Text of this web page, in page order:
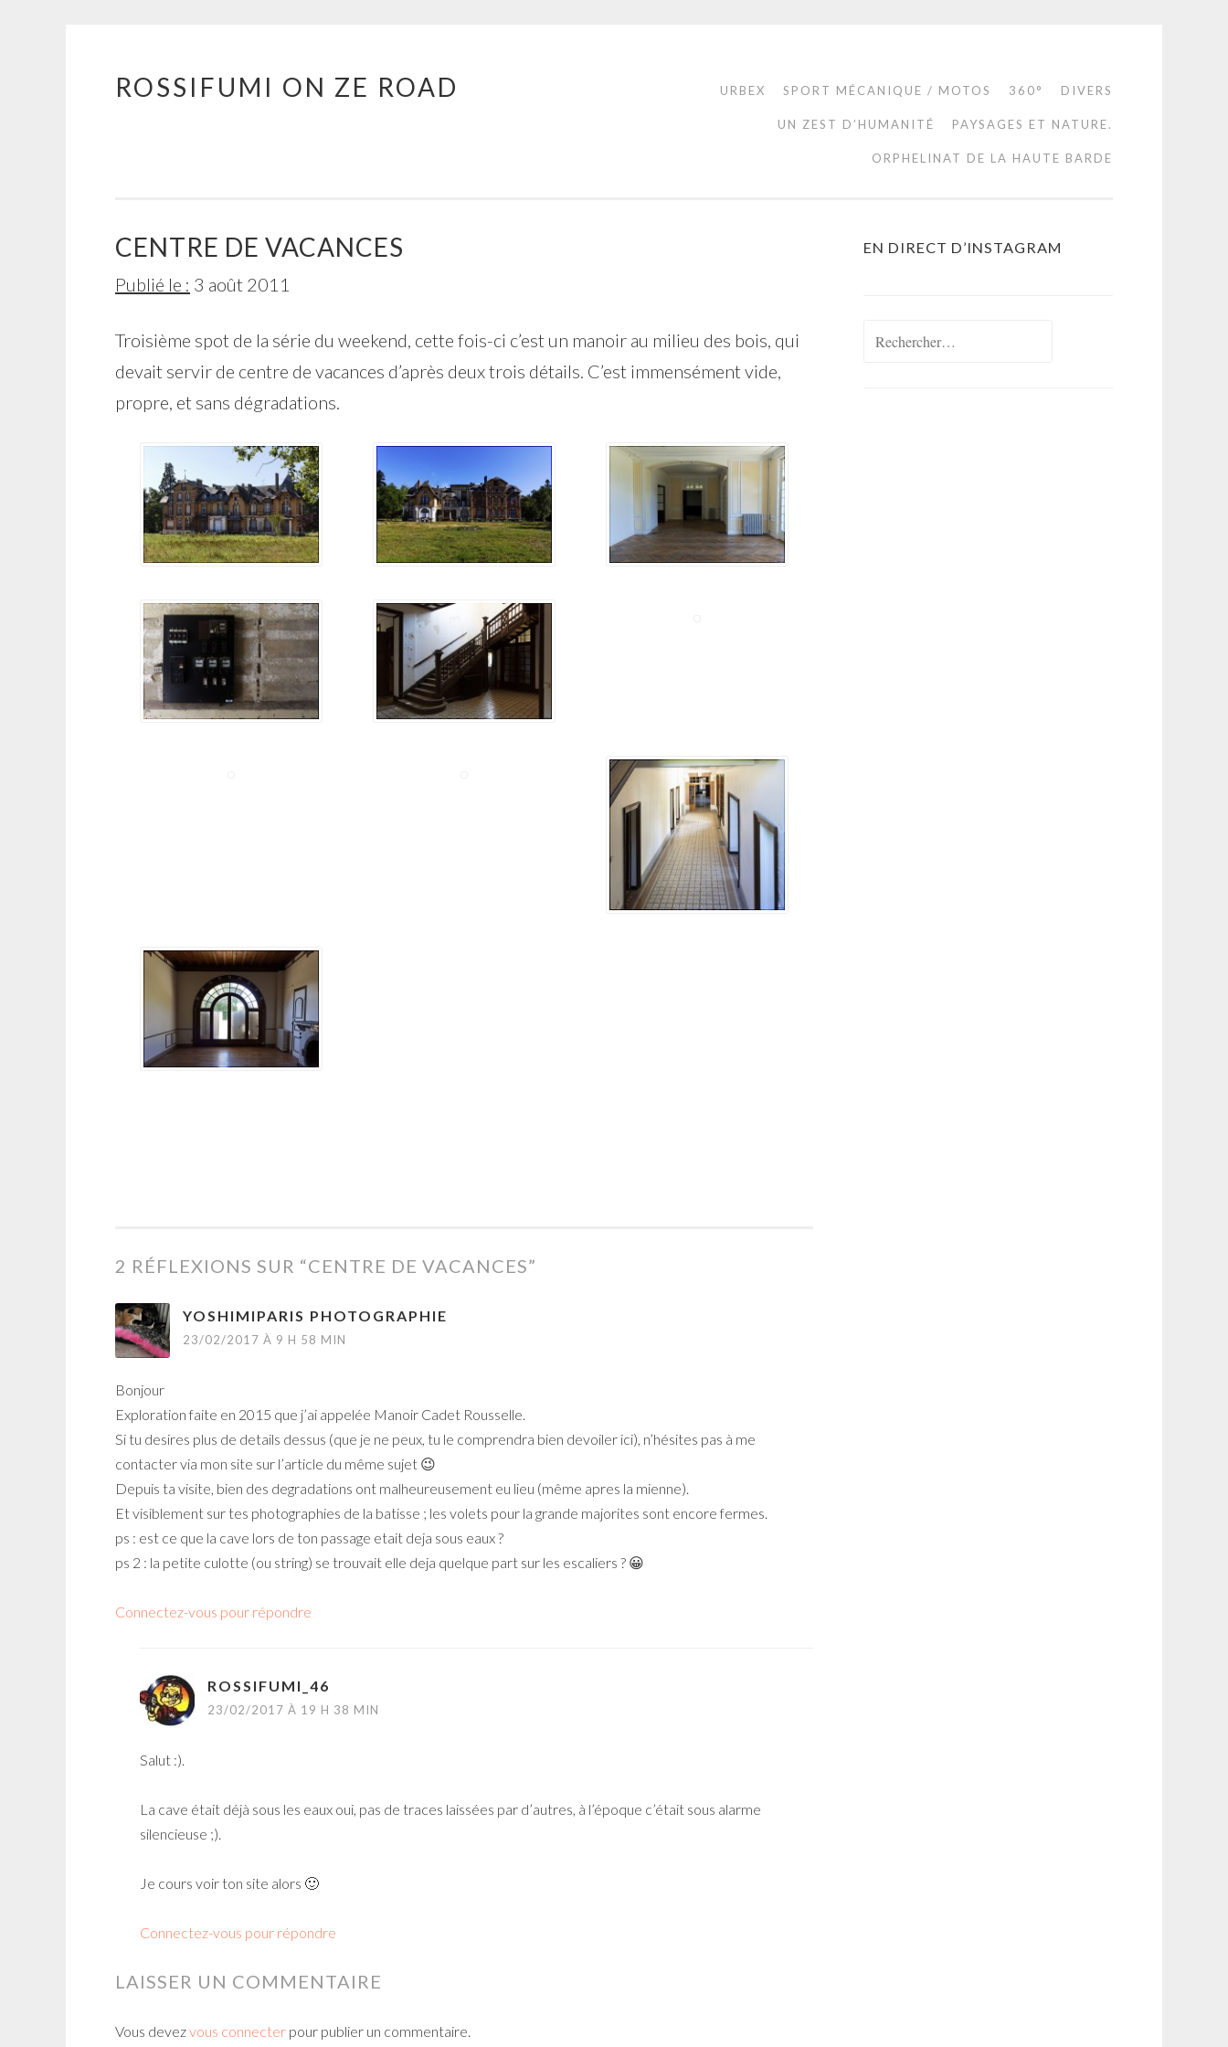
Aller
ROSSIFUMI ON ZE ROAD URBEX SPORT MÉCANIQUE / MOTOS 360° DIVERS
UN ZEST D’HUMANITÉ PAYSAGES ET NATURE.
ORPHELINAT DE LA HAUTE BARDE
CENTRE DE VACANCES
Publié le : 3 août 2011
Troisième spot de la série du weekend, cette fois-ci c’est un manoir au milieu des bois, qui
devait servir de centre de vacances d’après deux trois détails. C’est immensément vide,
propre, et sans dégradations.
2 RÉFLEXIONS SUR “CENTRE DE VACANCES”
YOSHIMIPARIS PHOTOGRAPHIE
23/02/2017 À 9 H 58 MIN
Bonjour
Exploration faite en 2015 que j’ai appelée Manoir Cadet Rousselle.
Si tu desires plus de details dessus (que je ne peux, tu le comprendra bien devoiler ici), n’hésites pas à me
contacter via mon site sur l’article du même sujet 😉
Depuis ta visite, bien des degradations ont malheureusement eu lieu (même apres la mienne).
Et visiblement sur tes photographies de la batisse ; les volets pour la grande majorites sont encore fermes.
ps : est ce que la cave lors de ton passage etait deja sous eaux ?
ps 2 : la petite culotte (ou string) se trouvait elle deja quelque part sur les escaliers ? 😀
Connectez-vous pour répondre
ROSSIFUMI_46
23/02/2017 À 19 H 38 MIN
Salut :).
La cave était déjà sous les eaux oui, pas de traces laissées par d’autres, à l’époque c’était sous alarme
silencieuse ;).
Je cours voir ton site alors 🙂
Connectez-vous pour répondre
LAISSER UN COMMENTAIRE
Vous devezvous connecter pour publier un commentaire.
EN DIRECT D’INSTAGRAM